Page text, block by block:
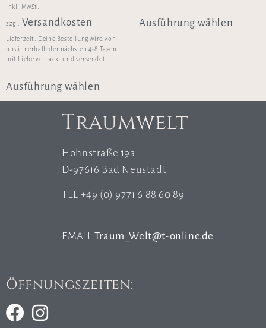
inkl. MwSt.
zzgl. Versandkosten
Lieferzeit: Deine Bestellung wird von
uns innerhalb der nächsten 4-8 Tagen
mit Liebe verpackt und versendet!
Ausführung wählen
Ausführung wählen
Traumwelt
Hohnstraße 19a
D-97616 Bad Neustadt
TEL +49 (0) 9771 6 88 60 89
EMAIL Traum_Welt@t-online.de
Öffnungszeiten: